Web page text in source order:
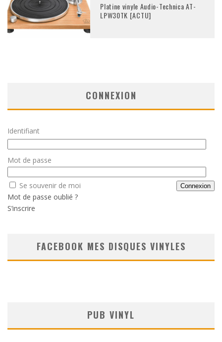
Platine vinyle Audio-Technica AT-
LPW30TK [ACTU]
CONNEXION
Identifiant
Mot de passe
Se souvenir de moi
Mot de passe oublié ?
S’inscrire
FACEBOOK MES DISQUES VINYLES
PUB VINYL